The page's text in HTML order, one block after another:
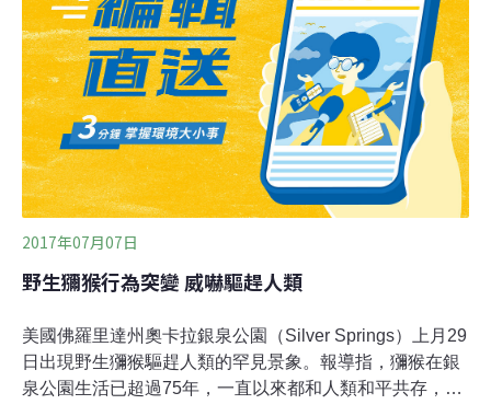
處、雲林縣林內鄉公所等單位聯合巡查。保七總隊第六大
隊表示，經連日搜查，員警昨天傍晚在距離原棲地不遠處
的竹林間，再度發現小白猴蹤影，並依偎母猴身旁，不時
穿梭林間，終於破除小白猴遭獵捕流言。
2017年07月07日
野生獼猴行為突變 威嚇驅趕人類
美國佛羅里達州奧卡拉銀泉公園（Silver Springs）上月29
日出現野生獼猴驅趕人類的罕見景象。報導指，獼猴在銀
泉公園生活已超過75年，一直以來都和人類和平共存，根